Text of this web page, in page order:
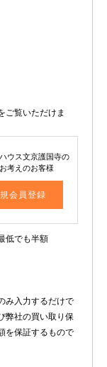
ご覧いただけま
ウス文京護国寺の
考えのお客様
会員登録
低でも半額
み入力するだけで
弊社の買い取り保
を保証するもので